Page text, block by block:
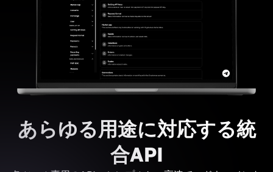
あらゆる用途に対応する統
合API